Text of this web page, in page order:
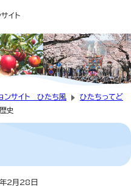
イト
ンサイト ひたち風
ひたちってど
史
2月28日